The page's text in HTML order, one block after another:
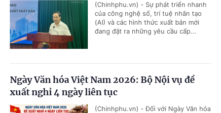
(Chinhphu.vn) - Sự phát triển nhanh
của công nghệ số, trí tuệ nhân tạo
(AI) và các hình thức xuất bản mới
đang đặt ra những yêu cầu cấp...
Ngày Văn hóa Việt Nam 2026: Bộ Nội vụ đề
xuất nghỉ 4 ngày liên tục
(Chinhphu.vn) - Đối với Ngày Văn hóa